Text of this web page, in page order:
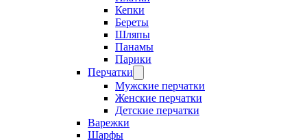
Кепки
Береты
Шляпы
Панамы
Парики
Перчатки
Мужские перчатки
Женские перчатки
Детские перчатки
Варежки
Шарфы